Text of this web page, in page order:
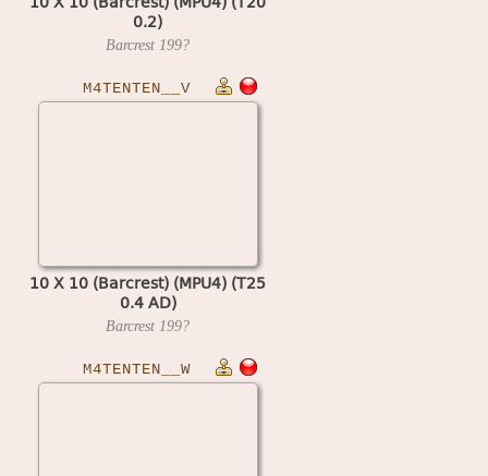
0.2)
Barcrest 199?
M4TENTEN__V
10 X 10 (Barcrest) (MPU4) (T25
0.4 AD)
Barcrest 199?
M4TENTEN__W